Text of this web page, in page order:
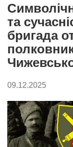
та
бригада
09.12.2025